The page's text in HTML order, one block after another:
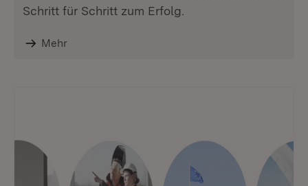
Schritt für Schritt zum Erfolg.
Mehr